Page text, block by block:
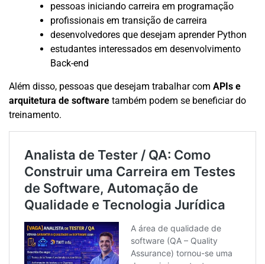
pessoas iniciando carreira em programação
profissionais em transição de carreira
desenvolvedores que desejam aprender Python
estudantes interessados em desenvolvimento
Back-end
Além disso, pessoas que desejam trabalhar com APIs e
arquitetura de software também podem se beneficiar do
treinamento.